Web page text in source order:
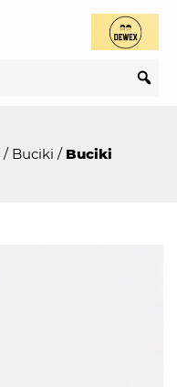
/ Buciki / Buciki